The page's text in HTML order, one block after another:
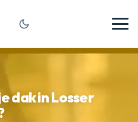
dak in Losser